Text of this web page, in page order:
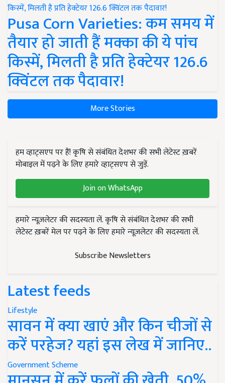
Pusa Corn Varieties: कम समय में
तैयार हो जाती हैं मक्का की ये पांच
किस्में, मिलती है प्रति हेक्टेयर 126.6
क्विंटल तक पैदावार!
More Stories
हम व्हाट्सएप पर हैं! कृषि से संबंधित देशभर की सभी लेटेस्ट ख़बरें
मोबाइल में पढ़ने के लिए हमारे व्हाट्सएप से जुड़ें.
Join on WhatsApp
हमारे न्यूज़लेटर की सदस्यता लें. कृषि से संबंधित देशभर की सभी
लेटेस्ट ख़बरें मेल पर पढ़ने के लिए हमारे न्यूज़लेटर की सदस्यता लें.
Subscribe Newsletters
Latest feeds
Lifestyle
सावन में क्या खाएं और किन चीजों से
करें परहेज? यहां इस लेख में जानिए..
Government Scheme